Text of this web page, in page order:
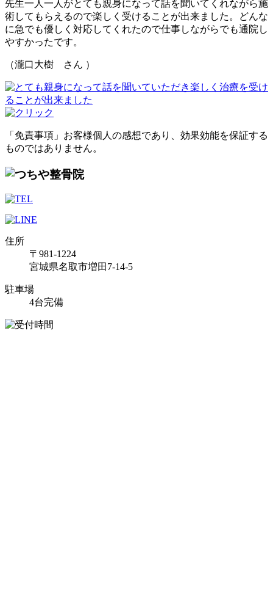
先生一人一人がとても親身になって話を聞いてくれながら施
術してもらえるので楽しく受けることが出来ました。どんな
に急でも優しく対応してくれたので仕事しながらでも通院し
やすかったです。
（瀧口大樹 さん ）
「免責事項」お客様個人の感想であり、効果効能を保証する
ものではありません。
住所
〒981-1224
宮城県名取市増田7-14-5
駐車場
4台完備